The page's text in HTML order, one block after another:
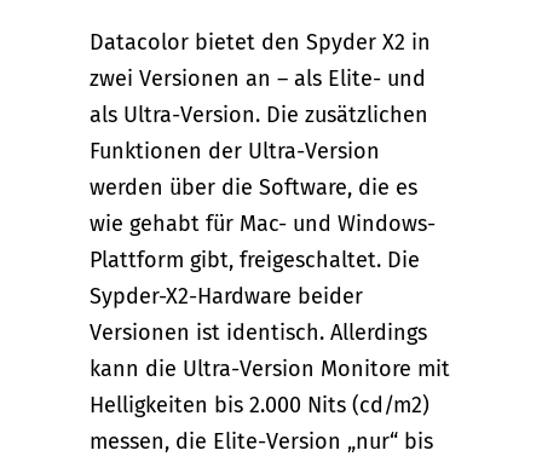
Datacolor bietet den Spyder X2 in
zwei Versionen an – als Elite- und
als Ultra-Version. Die zusätzlichen
Funktionen der Ultra-Version
werden über die Software, die es
wie gehabt für Mac- und Windows-
Plattform gibt, freigeschaltet. Die
Sypder-X2-Hardware beider
Versionen ist identisch. Allerdings
kann die Ultra-Version Monitore mit
Helligkeiten bis 2.000 Nits (cd/m2)
messen, die Elite-Version „nur“ bis